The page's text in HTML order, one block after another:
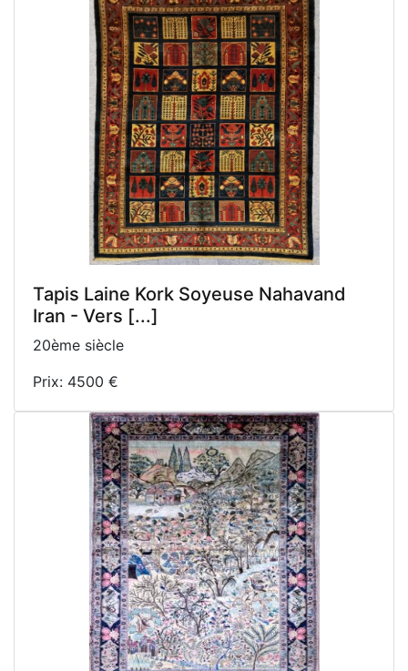
Tapis Laine Kork Soyeuse Nahavand
Iran - Vers [...]
20ème siècle
Prix: 4500 €